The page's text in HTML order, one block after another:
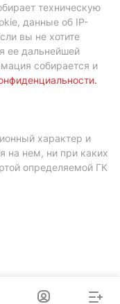
техническую
данные об IP-
вы не хотите
ее дальнейшей
собирается и
.
характер и
на нем, ни при каких
определяемой ГК